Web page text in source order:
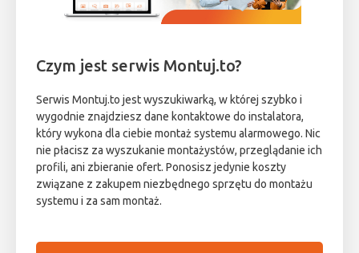
Czym jest serwis Montuj.to?
Serwis Montuj.to jest wyszukiwarką, w której szybko i
wygodnie znajdziesz dane kontaktowe do instalatora,
który wykona dla ciebie montaż systemu alarmowego. Nic
nie płacisz za wyszukanie montażystów, przeglądanie ich
profili, ani zbieranie ofert. Ponosisz jedynie koszty
związane z zakupem niezbędnego sprzętu do montażu
systemu i za sam montaż.